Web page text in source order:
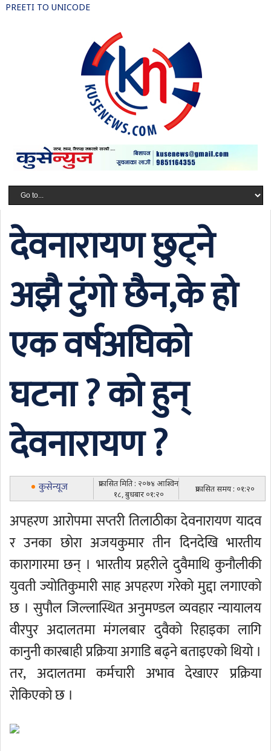
PREETI TO UNICODE
देवनारायण छुट्ने
अझै टुंगो छैन,के हो
एक वर्षअघिको
घटना ? को हुन्
देवनारायण ?
कुसेन्यूज
प्रकासित मिति : २०७४ आश्विन
१८, बुधबार ०१:२०
प्रकासित समय : ०१:२०
अपहरण आरोपमा सप्तरी तिलाठीका देवनारायण यादव
र उनका छोरा अजयकुमार तीन दिनदेखि भारतीय
कारागारमा छन् । भारतीय प्रहरीले दुवैमाथि कुनौलीकी
युवती ज्योतिकुमारी साह अपहरण गरेको मुद्दा लगाएको
छ । सुपौल जिल्लास्थित अनुमण्डल व्यवहार न्यायालय
वीरपुर अदालतमा मंगलबार दुवैको रिहाइका लागि
कानुनी कारबाही प्रक्रिया अगाडि बढ्ने बताइएको थियो ।
तर, अदालतमा कर्मचारी अभाव देखाएर प्रक्रिया
रोकिएको छ ।